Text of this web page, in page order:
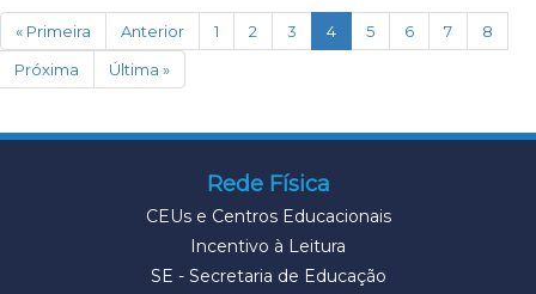
« Primeira Anterior 1 2 3 4(current)
5 6 7
8
Próxima
Última »
Rede Física
CEUs e Centros Educacionais
Incentivo à Leitura
SE - Secretaria de Educação